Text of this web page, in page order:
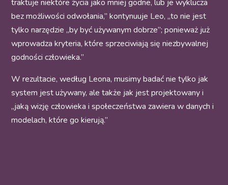
traktuje niektóre życia jako mniej godne, lub je wyklucza
bez możliwości odwołania,” kontynuuje Leo, „to nie jest
tylko narzędzie „by być używanym dobrze”; ponieważ już
wprowadza kryteria, które sprzeciwiają się niezbywalnej
godności człowieka.”
W rezultacie, według Leona, musimy badać nie tylko jak
system jest używany, ale także jak jest projektowany i
„jaką wizję człowieka i społeczeństwa zawiera w danych i
modelach, które go kierują.”